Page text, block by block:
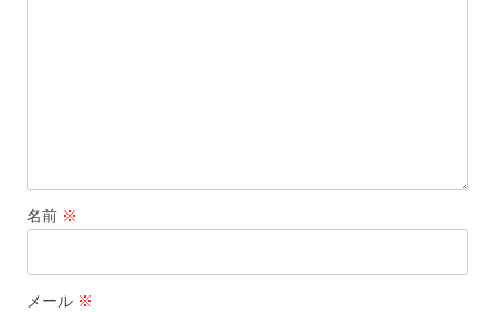
名前 ※
メール ※